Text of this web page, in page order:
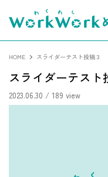
HOME スライダーテスト投稿３
スライダーテスト
2023.06.30 / 189 view